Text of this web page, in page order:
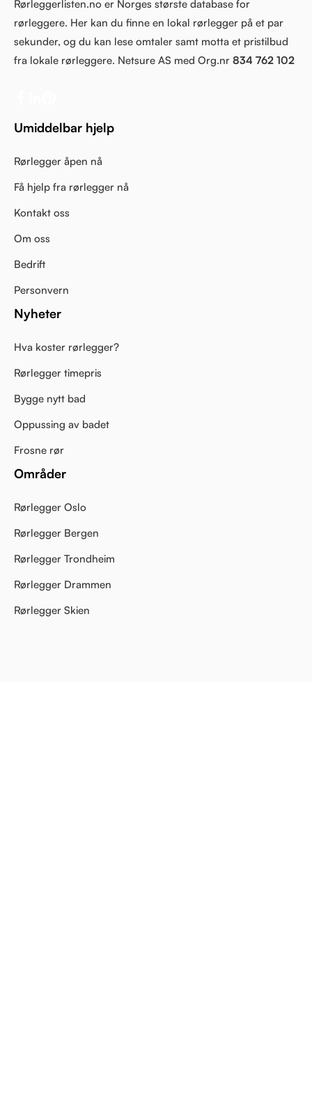
Rørleggerlisten.no er Norges største database for
rørleggere. Her kan du finne en lokal rørlegger på et par
sekunder, og du kan lese omtaler samt motta et pristilbud
fra lokale rørleggere. Netsure AS med Org.nr 834 762 102
Umiddelbar hjelp
Rørlegger åpen nå
Få hjelp fra rørlegger nå
Kontakt oss
Om oss
Bedrift
Personvern
Nyheter
Hva koster rørlegger?
Rørlegger timepris
Bygge nytt bad
Oppussing av badet
Frosne rør
Områder
Rørlegger Oslo
Rørlegger Bergen
Rørlegger Trondheim
Rørlegger Drammen
Rørlegger Skien